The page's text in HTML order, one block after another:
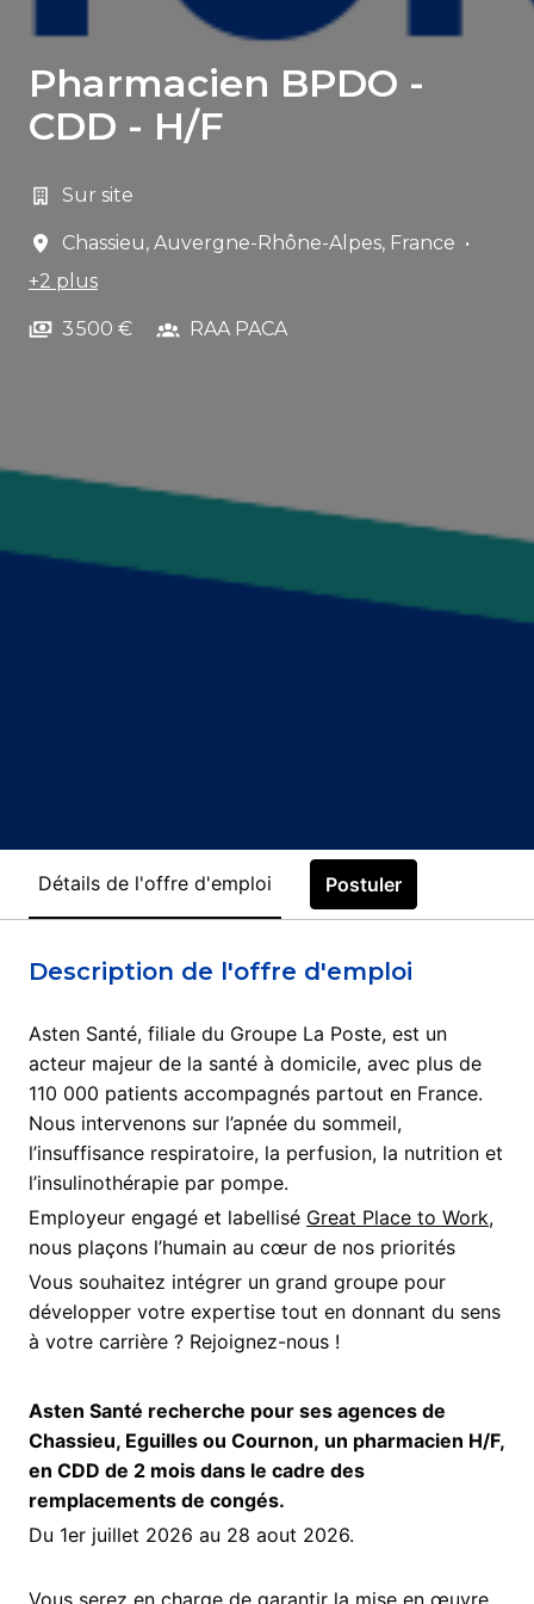
Pharmacien BPDO -
CDD - H/F
Sur site
Chassieu, Auvergne-Rhône-Alpes, France •
+2 plus
3 500 € RAA PACA
Détails de l'offre d'emploi Postuler
Description de l'offre d'emploi
Asten Santé, filiale du Groupe La Poste, est un
acteur majeur de la santé à domicile, avec plus de
110 000 patients accompagnés partout en France.
Nous intervenons sur l’apnée du sommeil,
l’insuffisance respiratoire, la perfusion, la nutrition et
l’insulinothérapie par pompe.
Employeur engagé et labellisé Great Place to Work,
nous plaçons l’humain au cœur de nos priorités
Vous souhaitez intégrer un grand groupe pour
développer votre expertise tout en donnant du sens
à votre carrière ? Rejoignez-nous !
Asten Santé recherche pour ses agences de
Chassieu, Eguilles ou Cournon, un pharmacien H/F,
en CDD de 2 mois dans le cadre des
remplacements de congés.
Du 1er juillet 2026 au 28 aout 2026.
Vous serez en charge de garantir la mise en œuvre